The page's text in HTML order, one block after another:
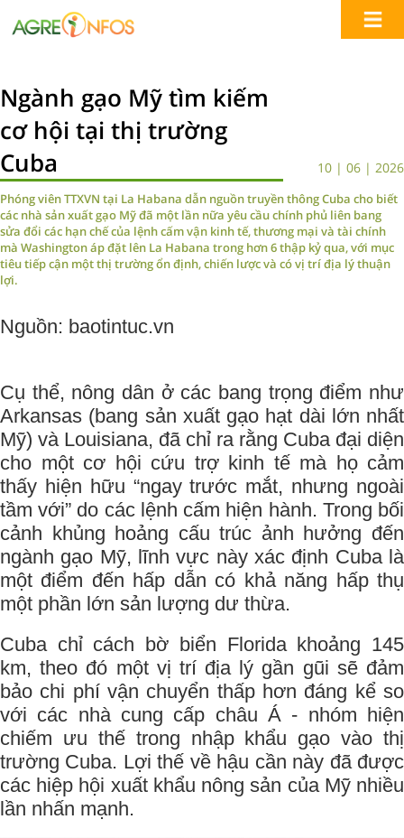
Ngành gạo Mỹ tìm kiếm
cơ hội tại thị trường
Cuba
10 | 06 | 2026
Phóng viên TTXVN tại La Habana dẫn nguồn truyền thông Cuba cho biết
các nhà sản xuất gạo Mỹ đã một lần nữa yêu cầu chính phủ liên bang
sửa đổi các hạn chế của lệnh cấm vận kinh tế, thương mại và tài chính
mà Washington áp đặt lên La Habana trong hơn 6 thập kỷ qua, với mục
tiêu tiếp cận một thị trường ổn định, chiến lược và có vị trí địa lý thuận
lợi.
Nguồn: baotintuc.vn
Cụ thể, nông dân ở các bang trọng điểm như
Arkansas (bang sản xuất gạo hạt dài lớn nhất
Mỹ) và Louisiana, đã chỉ ra rằng Cuba đại diện
cho một cơ hội cứu trợ kinh tế mà họ cảm
thấy hiện hữu “ngay trước mắt, nhưng ngoài
tầm với” do các lệnh cấm hiện hành. Trong bối
cảnh khủng hoảng cấu trúc ảnh hưởng đến
ngành gạo Mỹ, lĩnh vực này xác định Cuba là
một điểm đến hấp dẫn có khả năng hấp thụ
một phần lớn sản lượng dư thừa.
Cuba chỉ cách bờ biển Florida khoảng 145
km, theo đó một vị trí địa lý gần gũi sẽ đảm
bảo chi phí vận chuyển thấp hơn đáng kể so
với các nhà cung cấp châu Á - nhóm hiện
chiếm ưu thế trong nhập khẩu gạo vào thị
trường Cuba. Lợi thế về hậu cần này đã được
các hiệp hội xuất khẩu nông sản của Mỹ nhiều
lần nhấn mạnh.